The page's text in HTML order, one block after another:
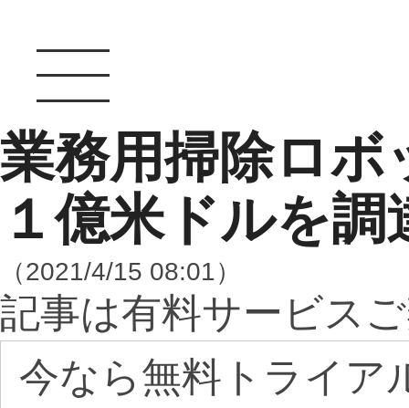
業務用掃除ロボ
１億米ドルを調
（2021/4/15 08:01）
記事は有料サービス
今なら無料トライア